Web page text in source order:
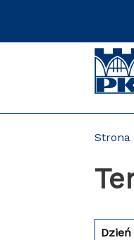
Strona
Dzień